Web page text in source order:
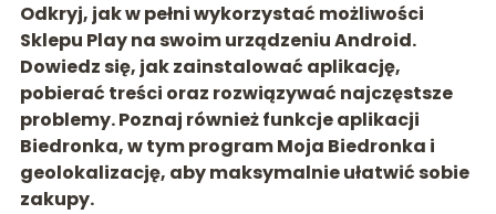
Odkryj, jak w pełni wykorzystać możliwości
Sklepu Play na swoim urządzeniu Android.
Dowiedz się, jak zainstalować aplikację,
pobierać treści oraz rozwiązywać najczęstsze
problemy. Poznaj również funkcje aplikacji
Biedronka, w tym program Moja Biedronka i
geolokalizację, aby maksymalnie ułatwić sobie
zakupy.